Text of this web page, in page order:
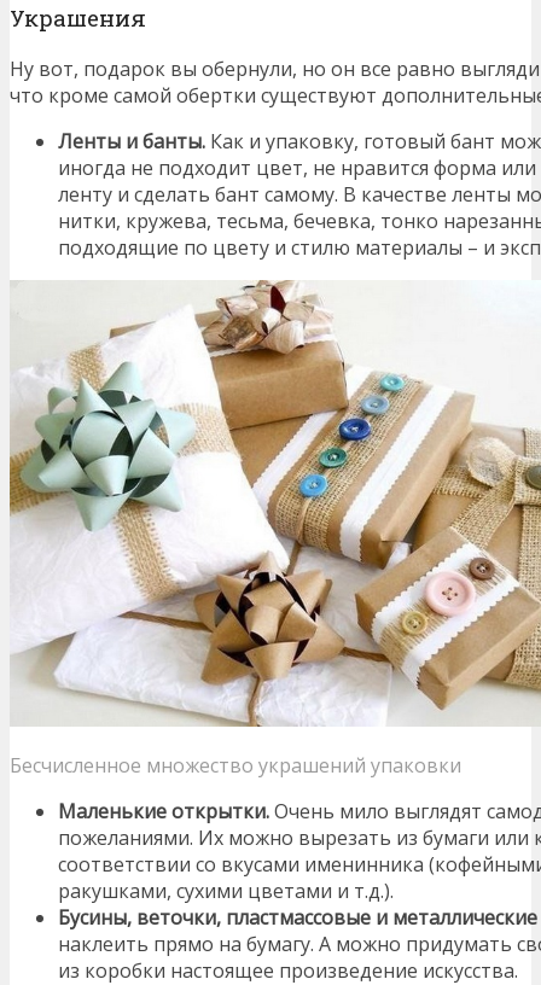
Украшения
Ну вот, подарок вы обернули, но он все равно
что кроме самой обертки существуют
Ленты и банты. Как и упаковку, готовый бант
иногда не подходит цвет, не нравится форма
ленту и сделать бант самому. В качестве ленты
нитки, кружева, тесьма, бечевка, тонко
подходящие по цвету и стилю материалы – и
Бесчисленное множество украшений упаковки
Маленькие открытки.Очень мило выглядят
пожеланиями. Их можно вырезать из бумаги или
соответствии со вкусами именинника
ракушками, сухими цветами и т.д.).
Бусины, веточки, пластмассовые и
наклеить прямо на бумагу. А можно придумать
из коробки настоящее произведение искусства.